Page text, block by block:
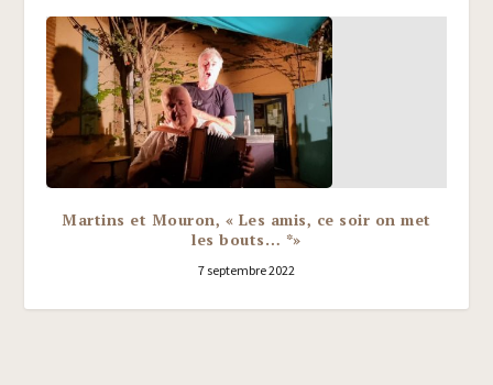
Martins et Mouron, « Les amis, ce soir on met
les bouts… *»
7 septembre 2022